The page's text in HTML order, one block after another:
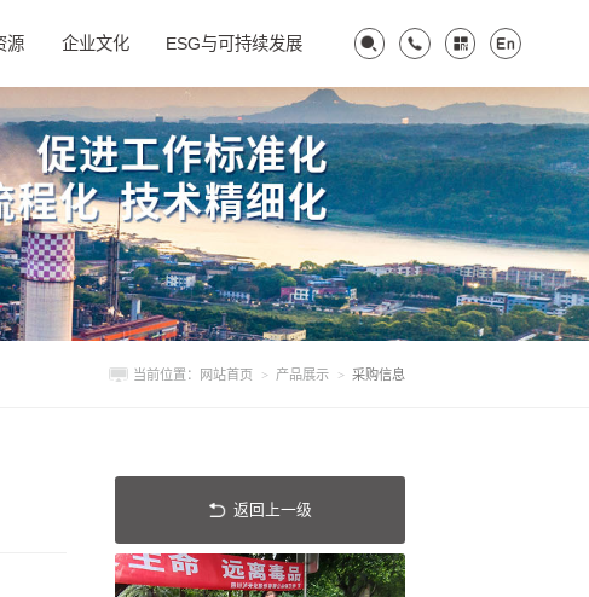
源 企业文化 ESG与可持续发展
当前位置： 网站首页 > 产品展示 > 采购信息
返回上一级